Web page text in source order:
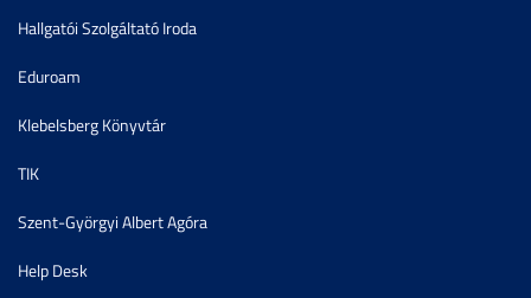
Hallgatói Szolgáltató Iroda
Eduroam
Klebelsberg Könyvtár
TIK
Szent-Györgyi Albert Agóra
Help Desk